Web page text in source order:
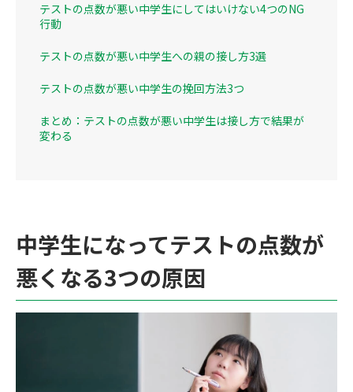
テストの点数が悪い中学生にしてはいけない4つのNG
行動
テストの点数が悪い中学生への親の接し方3選
テストの点数が悪い中学生の挽回方法3つ
まとめ：テストの点数が悪い中学生は接し方で結果が
変わる
中学生になってテストの点数が
悪くなる3つの原因